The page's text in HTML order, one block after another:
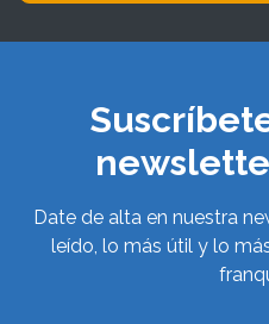
Date de alta en nuestra
leído, lo más útil y lo